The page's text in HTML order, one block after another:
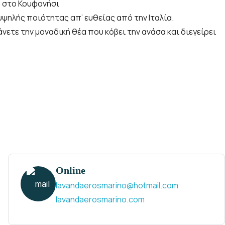
στο Κουφονήσι
ποιότητας απ’ ευθείας από την Ιταλία.
την μοναδική θέα που κόβει την ανάσα και διεγείρει
Online
lavandaerosmarino@hotmail.com
lavandaerosmarino.com